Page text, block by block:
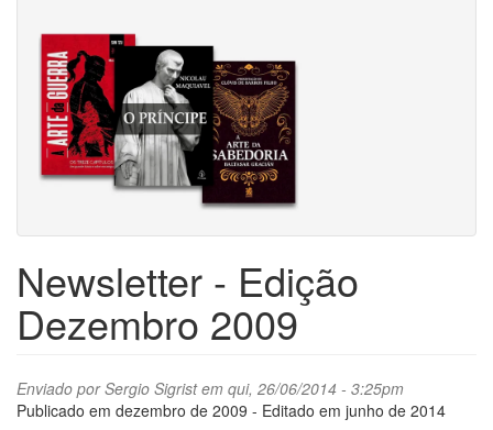
Newsletter - Edição
Dezembro 2009
Enviado porSergio Sigristem qui, 26/06/2014 - 3:25pm
Publicado em dezembro de 2009 - Editado em junho de 2014